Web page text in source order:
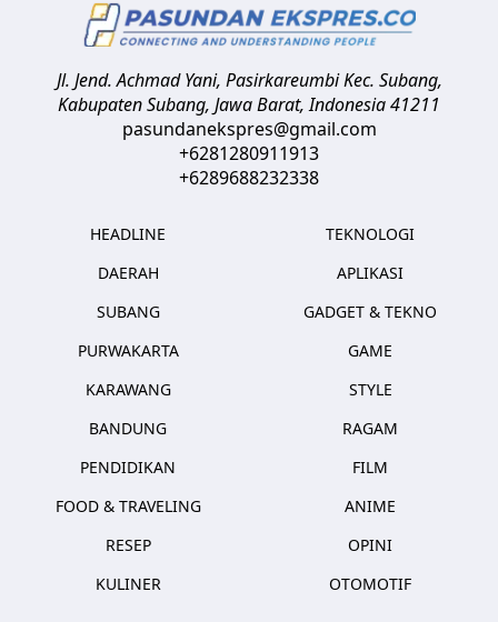
Jl. Jend. Achmad Yani, Pasirkareumbi Kec. Subang,
Kabupaten Subang, Jawa Barat,Indonesia41211
pasundanekspres@gmail.com
+6281280911913
+6289688232338
HEADLINE
DAERAH
SUBANG
PURWAKARTA
KARAWANG
BANDUNG
PENDIDIKAN
FOOD & TRAVELING
RESEP
KULINER
TEKNOLOGI
APLIKASI
GADGET & TEKNO
GAME
STYLE
RAGAM
FILM
ANIME
OPINI
OTOMOTIF